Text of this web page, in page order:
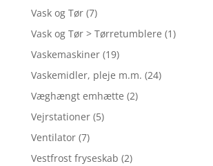
Vask og Tør (7)
Vask og Tør > Tørretumblere (1)
Vaskemaskiner (19)
Vaskemidler, pleje m.m. (24)
Væghængt emhætte (2)
Vejrstationer (5)
Ventilator (7)
Vestfrost fryseskab (2)